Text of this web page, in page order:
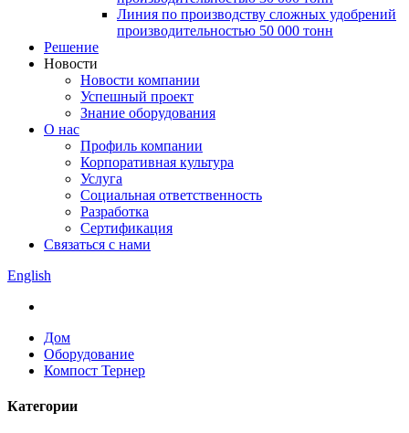
Линия по производству сложных удобрений
производительностью 50 000 тонн
Решение
Новости
Новости компании
Успешный проект
Знание оборудования
О нас
Профиль компании
Корпоративная культура
Услуга
Социальная ответственность
Разработка
Сертификация
Связаться с нами
English
Дом
Оборудование
Компост Тернер
Категории